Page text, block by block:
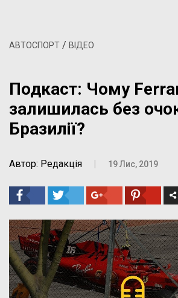
АВТОСПОРТ / ВІДЕО
Подкаст: Чому
залишилась без
Бразилії?
Автор: Редакція | 19 Лис, 2019